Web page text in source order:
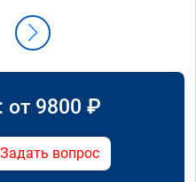
от 9800 ₽
Задать вопрос